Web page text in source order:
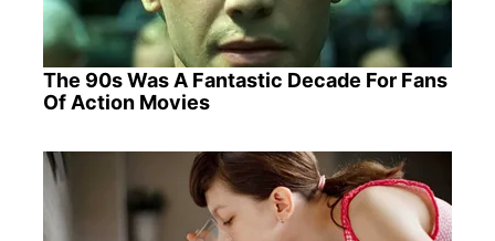
The 90s Was A Fantastic Decade For Fans
Of Action Movies